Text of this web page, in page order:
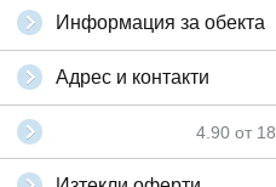
Информация за обекта
Адрес и контакти
4.90 от 18